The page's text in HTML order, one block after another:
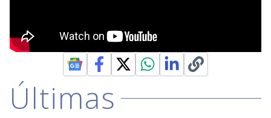
Últimas